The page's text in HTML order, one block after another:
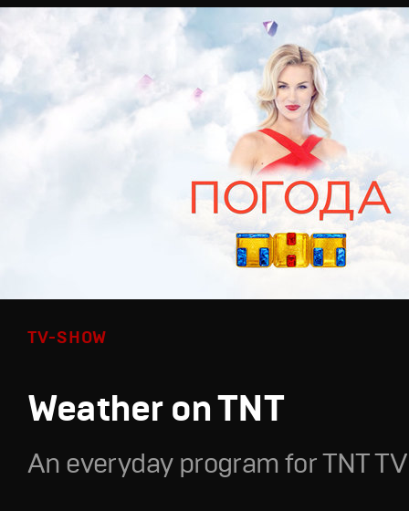
TV-SHOW
Weather on TNT
An everyday program for TNT